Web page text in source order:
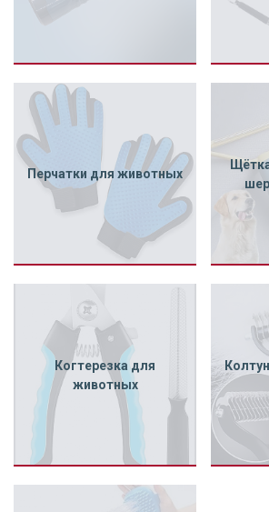
Перчатки для животных
Когтерезка для
животных